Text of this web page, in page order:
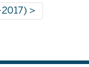
2017)